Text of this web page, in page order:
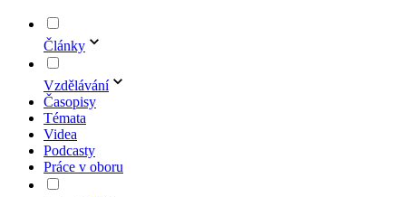
Články
Vzdělávání
Časopisy
Témata
Videa
Podcasty
Práce v oboru